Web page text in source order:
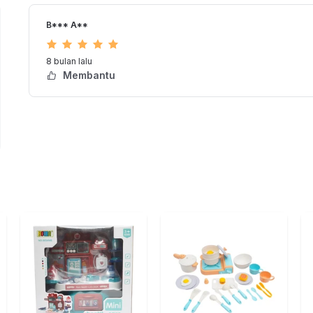
B*** A**
8 bulan lalu
Membantu